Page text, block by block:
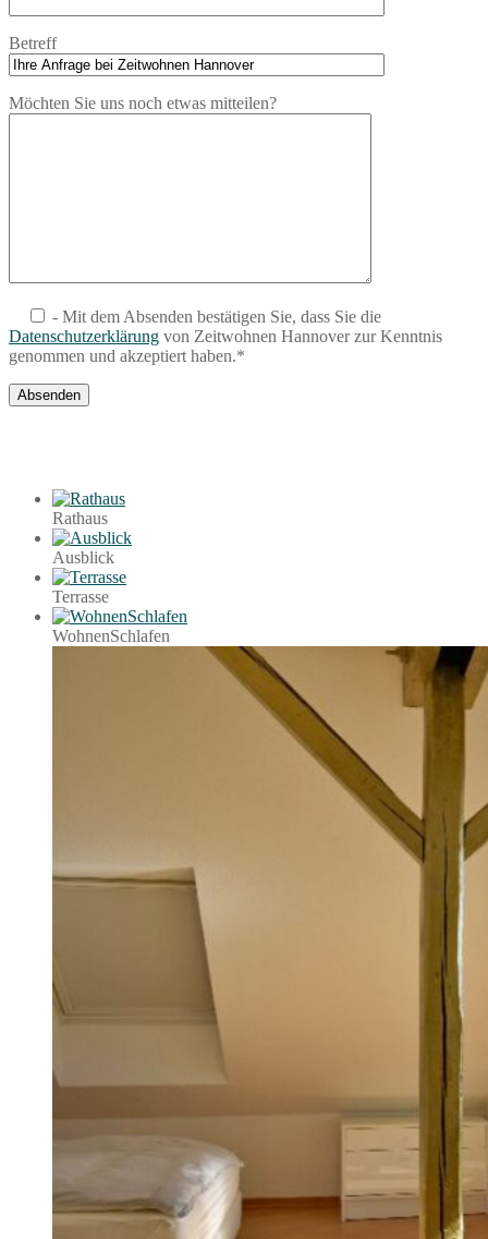
Betreff
Möchten Sie uns noch etwas mitteilen?
- Mit dem Absenden bestätigen Sie, dass Sie die
Datenschutzerklärung von Zeitwohnen Hannover zur Kenntnis
genommen und akzeptiert haben.*
Rathaus
Ausblick
Terrasse
WohnenSchlafen